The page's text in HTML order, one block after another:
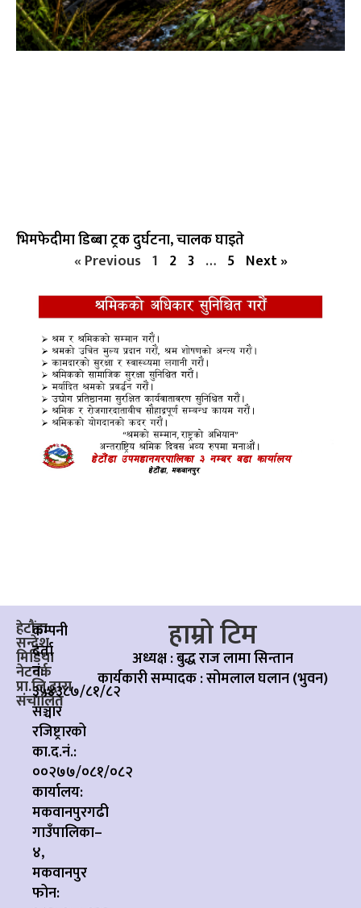
भिमफेदीमा डिब्बा ट्रक दुर्घटना, चालक घाइते
« Previous 1 2 3 … 5 Next »
हेटौंडा
सन्देश
मिडिया
नेटवर्क
प्रा.लि.द्वारा
संचालित
कम्पनी
दर्ता
नं:
३५४३८७/८१/८२
सञ्चार
रजिष्ट्रारको
का.द.नं.:
००२७७/०८१/०८२
कार्यालय:
मकवानपुरगढी
गाउँपालिका–
४,
मकवानपुर
फोन:
हाम्रो टिम
अध्यक्ष : बुद्ध राज लामा सिन्तान
कार्यकारी सम्पादक :सोमलाल घलान (भुवन)